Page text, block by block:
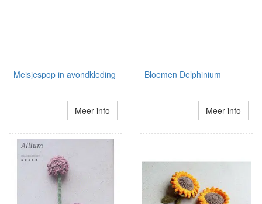
Meisjespop in avondkleding
Meer info
Bloemen Delphinium
Meer info